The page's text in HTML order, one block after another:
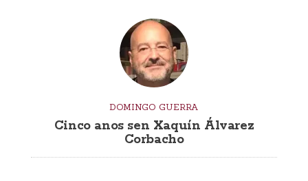
DOMINGO GUERRA
Cinco anos sen Xaquín Álvarez
Corbacho